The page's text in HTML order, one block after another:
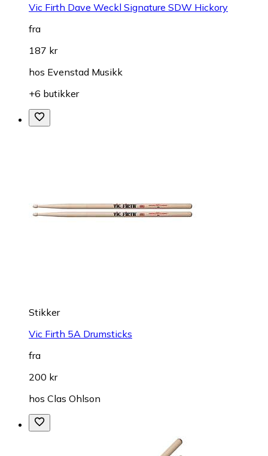
Vic Firth Dave Weckl Signature SDW Hickory
fra
187 kr
hos Evenstad Musikk
+6 butikker
Stikker
Vic Firth 5A Drumsticks
fra
200 kr
hos Clas Ohlson